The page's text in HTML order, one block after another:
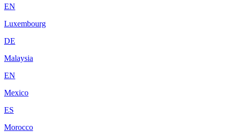
EN
Luxembourg
DE
Malaysia
EN
Mexico
ES
Morocco